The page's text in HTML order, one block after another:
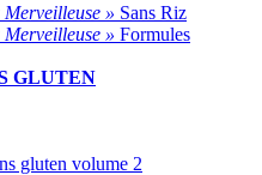
Merveilleuse » Sans Riz
Merveilleuse » Formules
GLUTEN
gluten volume 2